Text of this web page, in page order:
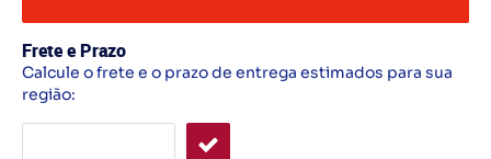
Frete e Prazo
Calcule o frete e o prazo de entrega estimados para sua
região: